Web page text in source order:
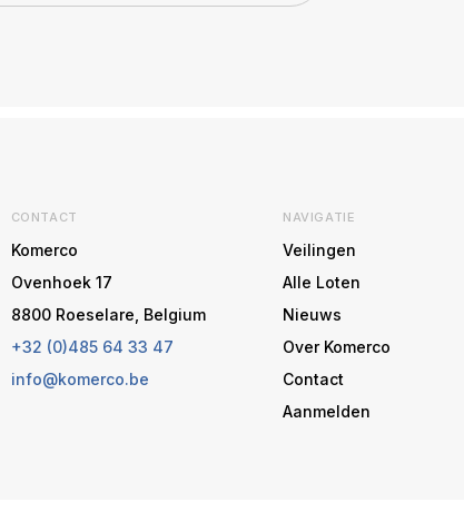
CONTACT
Komerco
Ovenhoek 17
8800 Roeselare, Belgium
+32 (0)485 64 33 47
info@komerco.be
NAVIGATIE
Veilingen
Alle Loten
Nieuws
Over Komerco
Contact
Aanmelden